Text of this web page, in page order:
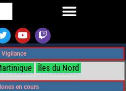
Vigilance
Îles du Nord
en cours